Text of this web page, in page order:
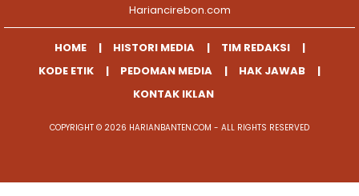
Hariancirebon.com
HOME HISTORI MEDIA
TIM REDAKSI
KODE ETIK
PEDOMAN MEDIA
HAK JAWAB
KONTAK IKLAN
COPYRIGHT © 2026 HARIANBANTEN.COM - ALL RIGHTS RESERVED